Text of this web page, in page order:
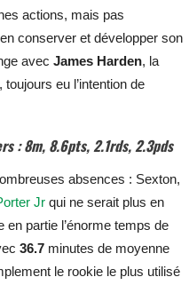
actions, mais pas
conserver et développer son
avecJames Harden, la
, toujours eu l’intention de
: 8m, 8.6pts, 2.1rds, 2.3pds
absences : Sexton,
Jrqui ne serait plus en
en partie l’énorme temps de
36.7 minutes de moyenne
le rookie le plus utilisé